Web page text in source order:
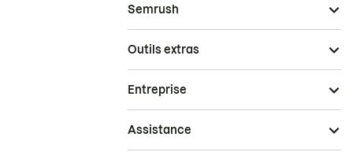
Semrush
Outils extras
Entreprise
Assistance